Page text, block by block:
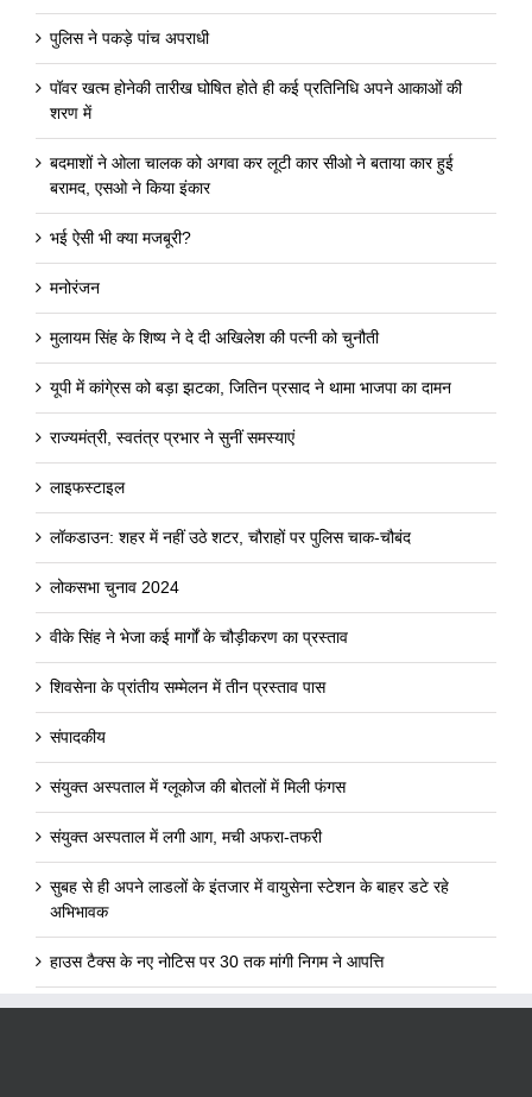
पुलिस ने पकड़े पांच अपराधी
पॉवर खत्म होनेकी तारीख घोषित होते ही कई प्रतिनिधि अपने आकाओं की
शरण में
बदमाशों ने ओला चालक को अगवा कर लूटी कार सीओ ने बताया कार हुई
बरामद, एसओ ने किया इंकार
भई ऐसी भी क्या मजबूरी?
मनोरंजन
मुलायम सिंह के शिष्य ने दे दी अखिलेश की पत्नी को चुनौती
यूपी में कांगे्रस को बड़ा झटका, जितिन प्रसाद ने थामा भाजपा का दामन
राज्यमंत्री, स्वतंत्र प्रभार ने सुनीं समस्याएं
लाइफस्टाइल
लॉकडाउन: शहर में नहीं उठे शटर, चौराहों पर पुलिस चाक-चौबंद
लोकसभा चुनाव 2024
वीके सिंह ने भेजा कई मार्गों के चौड़ीकरण का प्रस्ताव
शिवसेना के प्रांतीय सम्मेलन में तीन प्रस्ताव पास
संपादकीय
संयुक्त अस्पताल में ग्लूकोज की बोतलों में मिली फंगस
संयुक्त अस्पताल में लगी आग, मची अफरा-तफरी
सुबह से ही अपने लाडलों के इंतजार में वायुसेना स्टेशन के बाहर डटे रहे
अभिभावक
हाउस टैक्स के नए नोटिस पर 30 तक मांगी निगम ने आपत्ति